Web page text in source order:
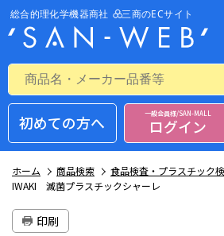
初めての方へ 一般会員様/SAN-MALL
ログイン
ホーム 商品検索
食品検査・プラスチック
IWAKI 滅菌プラスチックシャーレ
印刷